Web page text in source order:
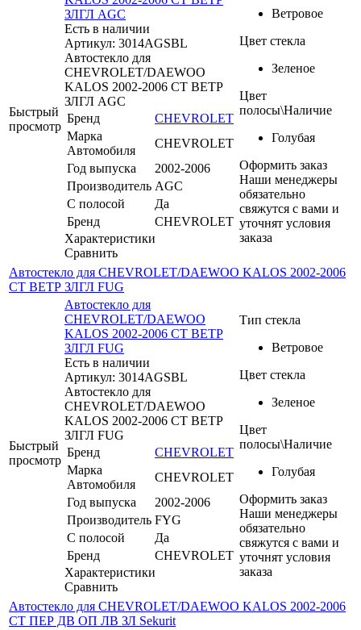
Быстрый
просмотр
ЗЛГЛ AGC
Есть в наличии
Артикул: 3014AGSBL
Автостекло для
CHEVROLET/DAEWOO
KALOS 2002-2006 СТ ВЕТР
ЗЛГЛ AGC
Бренд
CHEVROLET
Марка
Автомобиля
CHEVROLET
Год выпуска
2002-2006
Производитель AGC
С полосой
Да
Бренд
CHEVROLET
Характеристики
Сравнить
Ветровое
Цвет стекла
Зеленое
Цвет
полосы\Наличие
Голубая
Оформить заказ
Наши менеджеры
обязательно
свяжутся с вами и
уточнят условия
заказа
Автостекло для CHEVROLET/DAEWOO KALOS 2002-2006
СТ ВЕТР ЗЛГЛ FUG
Быстрый
просмотр
Автостекло для
CHEVROLET/DAEWOO
KALOS 2002-2006 СТ ВЕТР
ЗЛГЛ FUG
Есть в наличии
Артикул: 3014AGSBL
Автостекло для
CHEVROLET/DAEWOO
KALOS 2002-2006 СТ ВЕТР
ЗЛГЛ FUG
Бренд
CHEVROLET
Марка
Автомобиля
CHEVROLET
Год выпуска
2002-2006
Производитель FYG
С полосой
Да
Бренд
CHEVROLET
Характеристики
Сравнить
Тип стекла
Ветровое
Цвет стекла
Зеленое
Цвет
полосы\Наличие
Голубая
Оформить заказ
Наши менеджеры
обязательно
свяжутся с вами и
уточнят условия
заказа
Автостекло для CHEVROLET/DAEWOO KALOS 2002-2006
СТ ПЕР ДВ ОП ЛВ ЗЛ Sekurit